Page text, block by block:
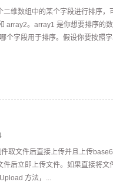
二维数组中的某个字段进行排序
array2。array1 是你想要排序的
个字段用于排序。假设你要按照
取文件后直接上传并且上传
件后立即上传文件。如果直接将
方法，...